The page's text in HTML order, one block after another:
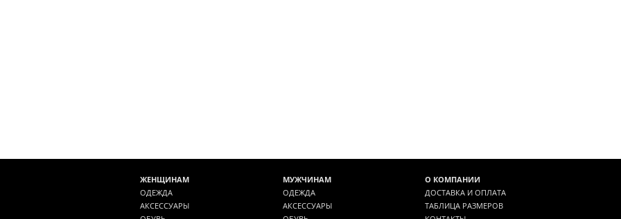
ЖЕНЩИНАМ
ОДЕЖДА
АКСЕССУАРЫ
МУЖЧИНАМ
ОДЕЖДА
АКСЕССУАРЫ
О КОМПАНИИ
ДОСТАВКА И ОПЛАТА
ТАБЛИЦА РАЗМЕРОВ